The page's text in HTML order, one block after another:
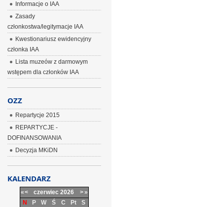
Informacje o IAA
Zasady
członkostwa/legitymacje IAA
Kwestionariusz ewidencyjny
członka IAA
Lista muzeów z darmowym
wstępem dla członków IAA
OZZ
Repartycje 2015
REPARTYCJE -
DOFINANSOWANIA
Decyzja MKiDN
KALENDARZ
«< czerwiec 2026 >»
N
P W Ś C Pt
S